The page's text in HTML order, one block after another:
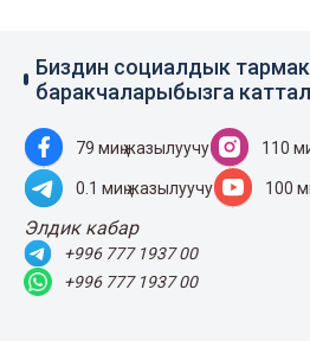
Биздин социалдык
баракчаларыбызга
79 миң жазылуучу 110
0.1 миң жазылуучу 100
Элдик кабар
+996 777 1937 00
+996 777 1937 00